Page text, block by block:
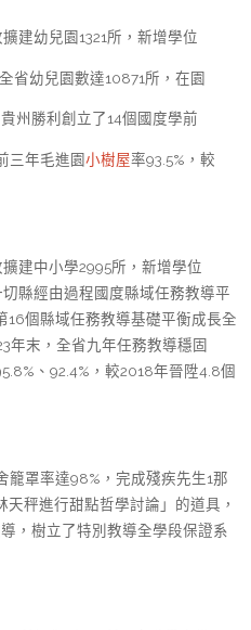
建幼兒園1321所，新增學位
省幼兒園數達10871所，在園
州勝利創立了14個國度學前
三年毛進園小樹屋率93.5%，較
建中小學2995所，新增學位
縣經由過程國度縣域任務教導平
個縣域任務教導基礎平衡成長全
年末，全省九年任務教導穩固
、92.4%，較2018年晉陞4.8個
籠罩率達98%，完成殘疾先生1那
秤進行甜點哲學討論」的道具，
，樹立了特別教導全學段保證系